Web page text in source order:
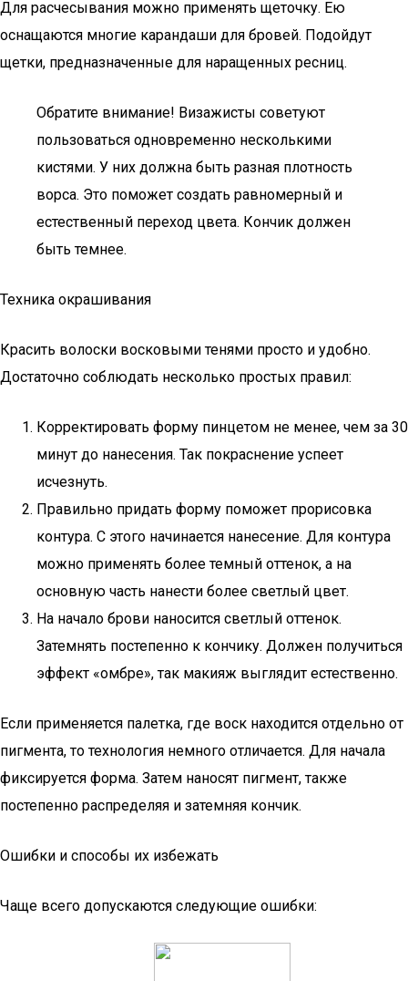
Для расчесывания можно применять щеточку. Ею
оснащаются многие карандаши для бровей. Подойдут
щетки, предназначенные для наращенных ресниц.
Обратите внимание! Визажисты советуют
пользоваться одновременно несколькими
кистями. У них должна быть разная плотность
ворса. Это поможет создать равномерный и
естественный переход цвета. Кончик должен
быть темнее.
Техника окрашивания
Красить волоски восковыми тенями просто и удобно.
Достаточно соблюдать несколько простых правил:
Корректировать форму пинцетом не менее, чем за 30
минут до нанесения. Так покраснение успеет
исчезнуть.
Правильно придать форму поможет прорисовка
контура. С этого начинается нанесение. Для контура
можно применять более темный оттенок, а на
основную часть нанести более светлый цвет.
На начало брови наносится светлый оттенок.
Затемнять постепенно к кончику. Должен получиться
эффект «омбре», так макияж выглядит естественно.
Если применяется палетка, где воск находится отдельно от
пигмента, то технология немного отличается. Для начала
фиксируется форма. Затем наносят пигмент, также
постепенно распределяя и затемняя кончик.
Ошибки и способы их избежать
Чаще всего допускаются следующие ошибки: